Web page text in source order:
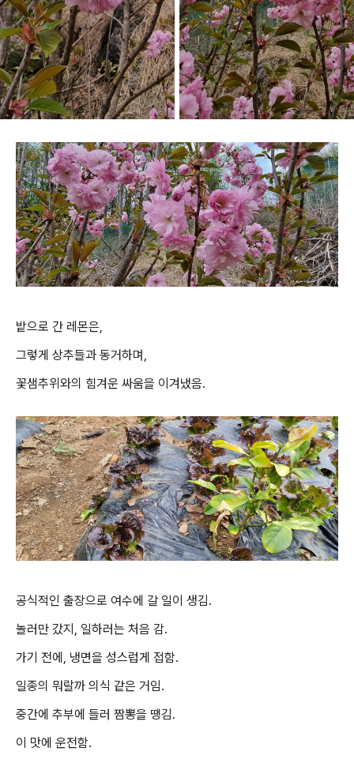
밭으로 간 레몬은,
그렇게 상추들과 동거하며,
꽃샘추위와의 힘겨운 싸움을 이겨냈음.
공식적인 출장으로 여수에 갈 일이 생김.
놀러만 갔지, 일하러는 처음 감.
가기 전에, 냉면을 성스럽게 접함.
일종의 뭐랄까 의식 같은 거임.
중간에 추부에 들러 짬뽕을 땡김.
이 맛에 운전함.